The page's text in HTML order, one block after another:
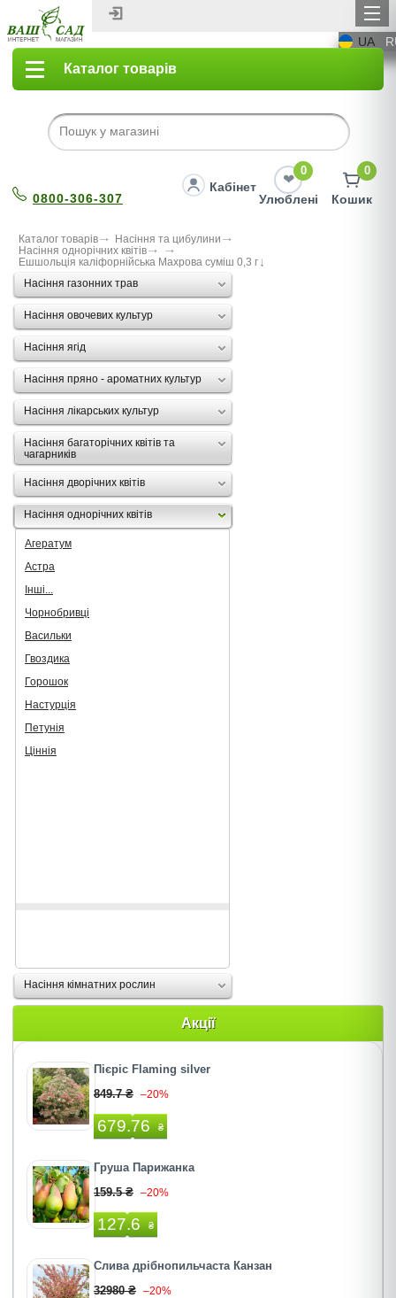
UA
Каталог товарів
0800-306-307
Кабінет
0
Улюблені
0
Кошик
Каталог товарів
Насіння та цибулини
Насіння однорічних квітів
Ешшольція каліфорнійська Махрова суміш 0,3 г
Насіння газонних трав
Насіння овочевих культур
Насіння ягід
Насіння пряно - ароматних культур
Насіння лікарських культур
Насіння багаторічних квітів та
чагарників
Насіння дворічних квітів
Насіння однорічних квітів
Агератум
Астра
Інші...
Чорнобривці
Васильки
Гвоздика
Горошок
Настурція
Петунія
Ціннія
Насіння кімнатних рослин
Акції
Пієріс Flaming silver
849.7 ₴ –20%
679.76 ₴
Груша Парижанка
159.5 ₴ –20%
127.6 ₴
Слива дрібнопильчаста Канзан
32980 ₴ –20%